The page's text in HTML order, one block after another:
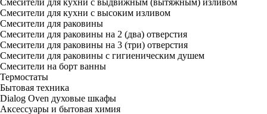
Смесители для кухни с выдвижным (вытяжным) изливом
Смесители для кухни с высоким изливом
Смесители для раковины
Смесители для раковины на 2 (два) отверстия
Смесители для раковины на 3 (три) отверстия
Смесители для раковины с гигиеническим душем
Смесители на борт ванны
Термостаты
Бытовая техника
Dialog Oven духовые шкафы
Аксессуары и бытовая химия